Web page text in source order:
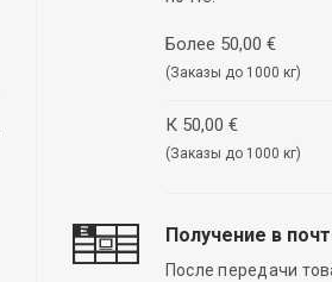
Более 50,00 €
(Заказы до 1000 кг)
К 50,00 €
(Заказы до 1000 кг)
Получение в
После передачи